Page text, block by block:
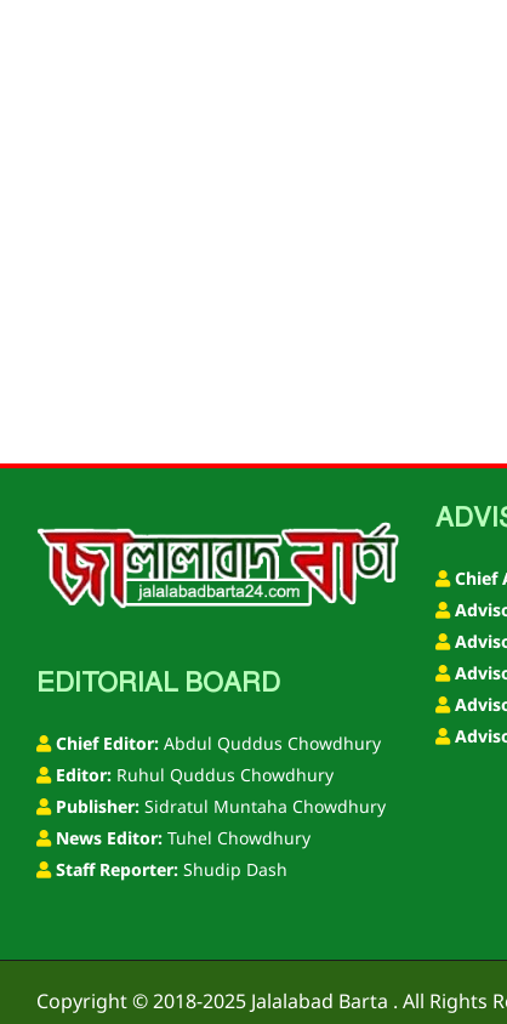
EDITORIAL BOARD
Chief Editor: Abdul Quddus Chowdhury
Editor: Ruhul Quddus Chowdhury
Publisher: Sidratul Muntaha Chowdhury
News Editor: Tuhel Chowdhury
Staff Reporter: Shudip Dash
Chief
Copyright © 2018-2025Jalalabad Barta . All Rights